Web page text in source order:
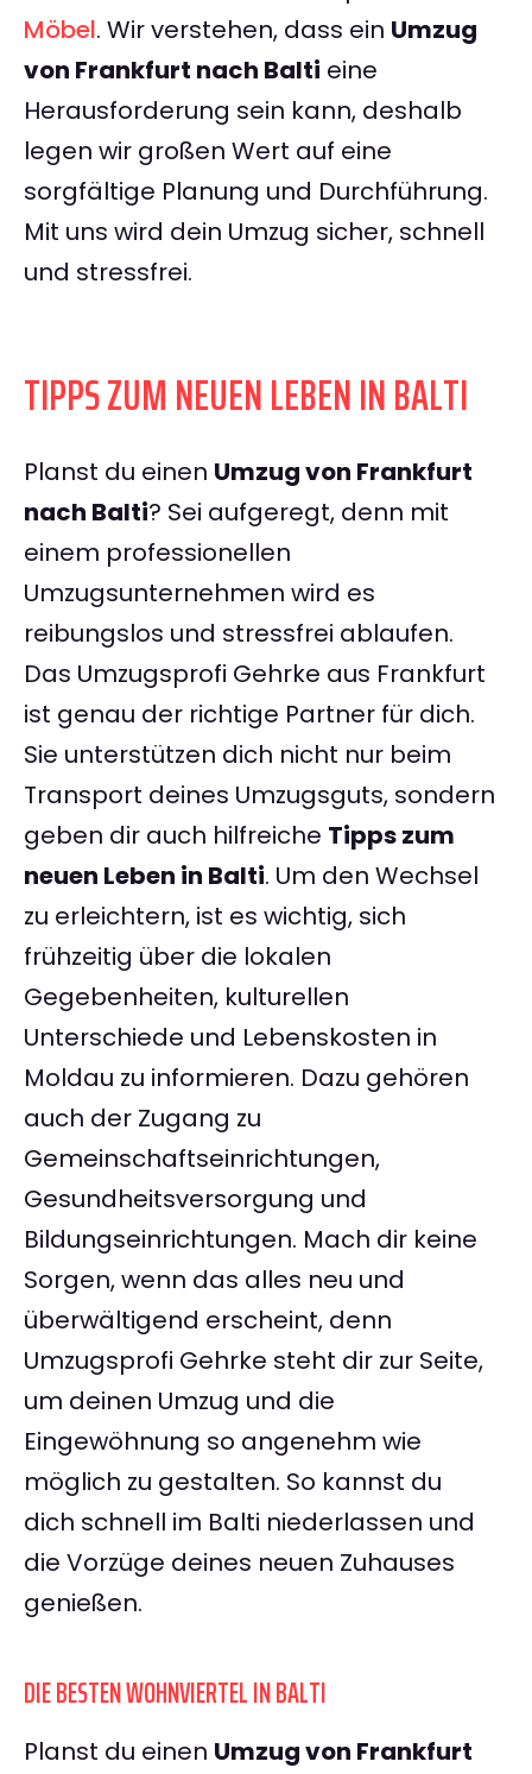
Möbel. Wir verstehen, dass ein Umzug
von Frankfurt nach Balti eine
Herausforderung sein kann, deshalb
legen wir großen Wert auf eine
sorgfältige Planung und Durchführung.
Mit uns wird dein Umzug sicher, schnell
und stressfrei.
TIPPS ZUM NEUEN LEBEN IN BALTI
Planst du einen Umzug von Frankfurt
nach Balti? Sei aufgeregt, denn mit
einem professionellen
Umzugsunternehmen wird es
reibungslos und stressfrei ablaufen.
Das Umzugsprofi Gehrke aus Frankfurt
ist genau der richtige Partner für dich.
Sie unterstützen dich nicht nur beim
Transport deines Umzugsguts, sondern
geben dir auch hilfreiche Tipps zum
neuen Leben in Balti. Um den Wechsel
zu erleichtern, ist es wichtig, sich
frühzeitig über die lokalen
Gegebenheiten, kulturellen
Unterschiede und Lebenskosten in
Moldau zu informieren. Dazu gehören
auch der Zugang zu
Gemeinschaftseinrichtungen,
Gesundheitsversorgung und
Bildungseinrichtungen. Mach dir keine
Sorgen, wenn das alles neu und
überwältigend erscheint, denn
Umzugsprofi Gehrke steht dir zur Seite,
um deinen Umzug und die
Eingewöhnung so angenehm wie
möglich zu gestalten. So kannst du
dich schnell im Balti niederlassen und
die Vorzüge deines neuen Zuhauses
genießen.
DIE BESTEN WOHNVIERTEL IN BALTI
Planst du einen Umzug von Frankfurt